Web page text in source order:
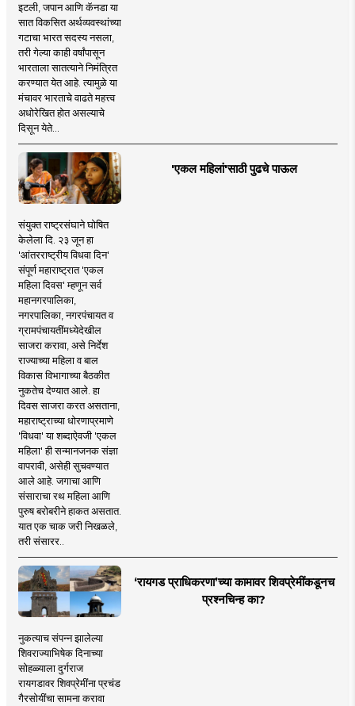
इटली, जपान आणि कॅनडा या
सात विकसित अर्थव्यवस्थांच्या
गटाचा भारत सदस्य नसला,
तरी गेल्या काही वर्षांपासून
भारताला सातत्याने निमंत्रित
करण्यात येत आहे. त्यामुळे या
मंचावर भारताचे वाढते महत्त्व
अधोरेखित होत असल्याचे
दिसून येते...
'एकल महिलां'साठी पुढचे पाऊल
संयुक्त राष्ट्रसंघाने घोषित
केलेला दि. २३ जून हा
'आंतरराष्ट्रीय विधवा दिन'
संपूर्ण महाराष्ट्रात 'एकल
महिला दिवस' म्हणून सर्व
महानगरपालिका,
नगरपालिका, नगरपंचायत व
ग्रामपंचायतींमध्येदेखील
साजरा करावा, असे निर्देश
राज्याच्या महिला व बाल
विकास विभागाच्या बैठकीत
नुकतेच देण्यात आले. हा
दिवस साजरा करत असताना,
महाराष्ट्राच्या धोरणाप्रमाणे
'विधवा' या शब्दाऐवजी 'एकल
महिला' ही सन्मानजनक संज्ञा
वापरावी, असेही सुचवण्यात
आले आहे. जगाचा आणि
संसाराचा रथ महिला आणि
पुरुष बरोबरीने हाकत असतात.
यात एक चाक जरी निखळले,
तरी संसारर..
‘रायगड प्राधिकरणा’च्या कामावर शिवप्रेमींकडूनच
प्रश्नचिन्ह का?
नुकत्याच संपन्न झालेल्या
शिवराज्याभिषेक दिनाच्या
सोहळ्याला दुर्गराज
रायगडावर शिवप्रेमींना प्रचंड
गैरसोयींचा सामना करावा